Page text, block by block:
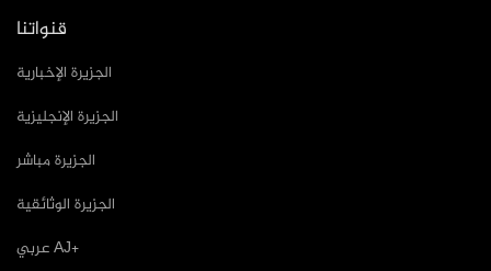
قنواتنا
الجزيرة الإخبارية
الجزيرة الإنجليزية
الجزيرة مباشر
الجزيرة الوثائقية
عربي AJ+